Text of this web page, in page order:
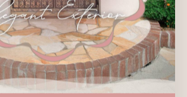
き起こします。とくに駐車場や重機が
ンクリートが割れて利用できなくなる
基準を守ることが不可欠です。
費用と予防的な設計の重要性
や沈下が起こると、解体・再施工の費